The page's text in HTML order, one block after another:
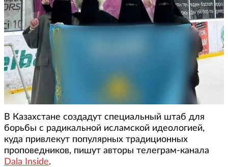
В Казахстане создадут специальный штаб для
борьбы с радикальной исламской идеологией,
куда привлекут популярных традиционных
проповедников, пишут авторы телеграм-канала
Dala Inside.